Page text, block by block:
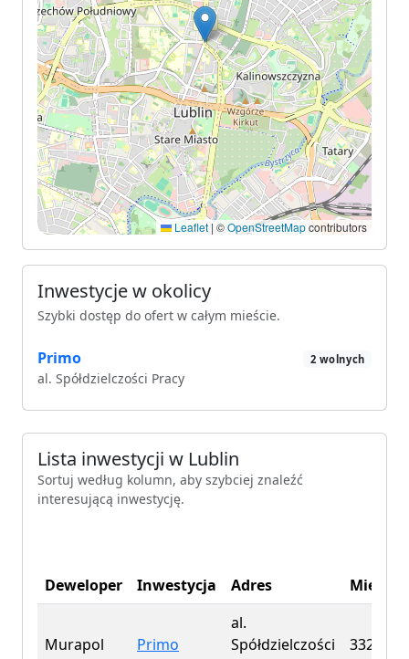
Leaflet | ©OpenStreetMapcontributors
Inwestycje w okolicy
Szybki dostęp do ofert w całym mieście.
Primo
al. Spółdzielczości Pracy
2 wolnych
Lista inwestycji w Lublin
Sortuj według kolumn, aby szybciej znaleźć
interesującą inwestycję.
Deweloper Inwestycja Adres
Murapol Primo
al.
Spółdzielczości
332